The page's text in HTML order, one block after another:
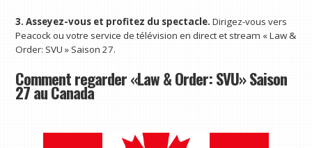
3. Asseyez-vous et profitez du spectacle.Dirigez-vous vers
Peacock ou votre service de télévision en direct et stream « Law &
Order: SVU » Saison 27.
Comment regarder «Law & Order: SVU» Saison
27 au Canada